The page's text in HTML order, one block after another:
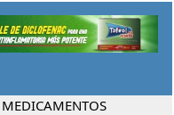
MEDICAMENTOS